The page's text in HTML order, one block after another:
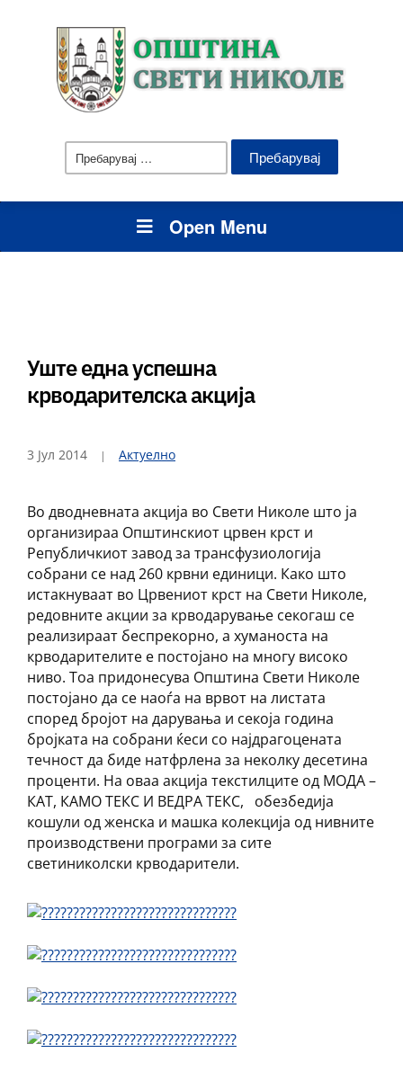
Пребарувај
за:
Open Menu
Уште една успешна
крводарителска акција
3 Јул 2014 Актуелно
Во дводневната акција во Свети Николе што ја
организираа Општинскиот црвен крст и
Републичкиот завод за трансфузиологија
собрани се над 260 крвни единици. Како што
истакнуваат во Црвениот крст на Свети Николе,
редовните акции за крводарување секогаш се
реализираат беспрекорно, а хуманоста на
крводарителите е постојано на многу високо
ниво. Тоа придонесува Општина Свети Николе
постојано да се наоѓа на врвот на листата
според бројот на дарувања и секоја година
бројката на собрани ќеси со најдрагоцената
течност да биде натфрлена за неколку десетина
проценти. На оваа акција текстилците од МОДА –
КАТ, КАМО ТЕКС И ВЕДРА ТЕКС, обезбедија
кошули од женска и машка колекција од нивните
производствени програми за сите
светиниколски крводарители.